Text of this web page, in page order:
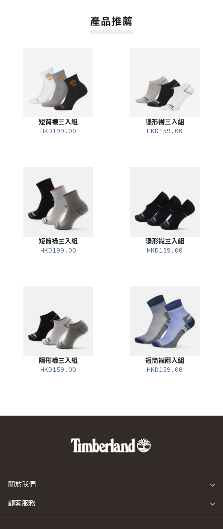
產品推薦
短筒襪三入組
HKD199.00
隱形襪三入組
HKD159.00
短筒襪三入組
HKD199.00
隱形襪三入組
HKD159.00
隱形襪三入組
HKD159.00
短筒襪兩入組
HKD159.00
關於我們
顧客服務